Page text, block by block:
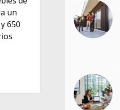
un
650